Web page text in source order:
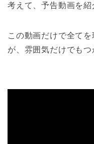
考えて、予告動画を紹
この動画だけで全て
が、雰囲気だけでもつ